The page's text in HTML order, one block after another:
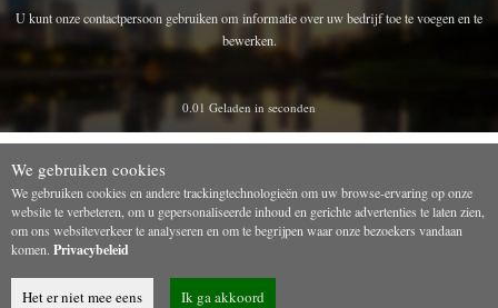
U kunt onze contactpersoon gebruiken om informatie over uw bedrijf toe te voegen en te
bewerken.
0.01 Geladen in seconden
We gebruiken cookies
We gebruiken cookies en andere trackingtechnologieën om uw browse-ervaring op onze
website te verbeteren, om u gepersonaliseerde inhoud en gerichte advertenties te laten zien,
om ons websiteverkeer te analyseren en om te begrijpen waar onze bezoekers vandaan
komen. Privacybeleid
Het er niet mee eens Ik ga akkoord